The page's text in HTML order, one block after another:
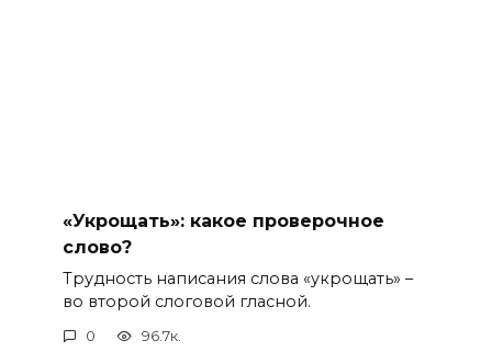
«Укрощать»: какое проверочное
слово?
Трудность написания слова «укрощать» –
во второй слоговой гласной.
0 96.7к.